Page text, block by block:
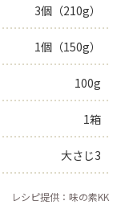
3個（210g）
1個（150g）
100g
1箱
大さじ3
レシピ提供：味の素KK